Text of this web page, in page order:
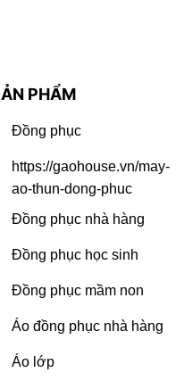
PHẨM
Đồng phục
https://gaohouse.vn/may-
ao-thun-dong-phuc
Đồng phục nhà hàng
Đồng phục học sinh
Đồng phục mầm non
Áo đồng phục nhà hàng
Áo lớp